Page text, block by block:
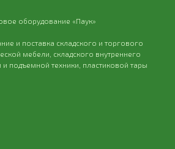
оборудование «Паук»
и поставка складского и торгового
мебели, складского внутреннего
и подъемной техники, пластиковой тары